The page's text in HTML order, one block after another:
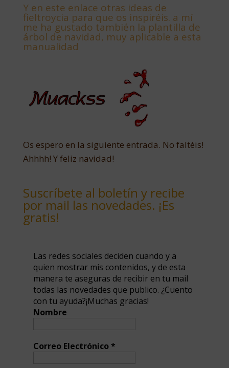
Y en este enlace otras ideas de
fieltroycia para que os inspiréis. a mí
me ha gustado también la plantilla de
árbol de navidad, muy aplicable a esta
manualidad
Os espero en la siguiente entrada. No faltéis!
Ahhhh! Y feliz navidad!
Suscríbete al boletín y recibe
por mail las novedades. ¡Es
gratis!
Las redes sociales deciden cuando y a
quien mostrar mis contenidos, y de esta
manera te aseguras de recibir en tu mail
todas las novedades que publico. ¿Cuento
con tu ayuda?¡Muchas gracias!
Nombre
Correo Electrónico*